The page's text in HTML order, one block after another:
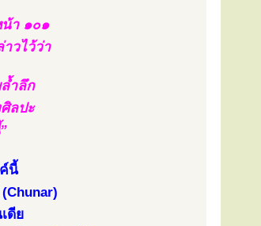
า ๑๐๑
วไว้ว่า
ำลึก
ลปะ
นี้
ดีย